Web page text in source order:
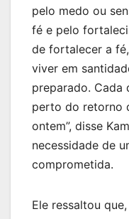
pelo medo ou
fé e pelo
de fortalecer a
viver em
preparado. Cada
perto do retorno
ontem”, disse
necessidade de
comprometida.
Ele ressaltou